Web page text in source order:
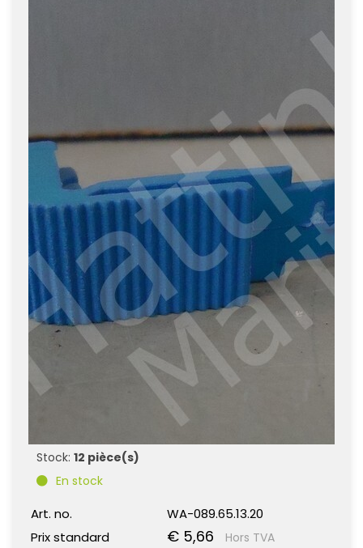
Stock: 12 pièce(s)
En stock
Art. no.
WA-089.65.13.20
Prix standard
€ 5,66 Hors TVA